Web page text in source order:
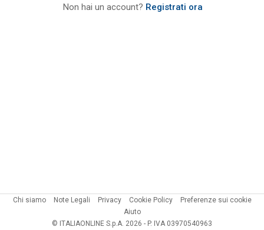
Non hai un account? Registrati ora
Chi siamo Note Legali Privacy Cookie Policy
Preferenze sui cookie
Aiuto
© ITALIAONLINE S.p.A. 2026 - P. IVA 03970540963